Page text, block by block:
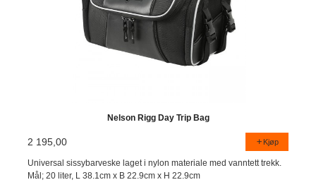
Nelson Rigg Day Trip Bag
2 195,00 Kjøp
Universal sissybarveske laget i nylon materiale med vanntett trekk.
Mål; 20 liter, L 38.1cm x B 22.9cm x H 22.9cm